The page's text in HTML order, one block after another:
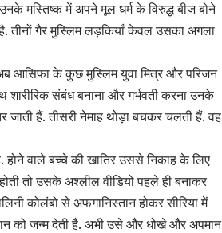
मस्तिष्क में अपने मूल धर्म के विरुद्ध बीज बोने
तीनों गैर मुस्लिम लड़कियाँ केवल उसका अगला
आसिफा के कुछ मुस्लिम युवा मित्र और परिजन
संबंध बनाना और गर्भवती करना उनके
हैं. तीसरी नेमाह थोड़ा बचकर चलती हैं. वह
होने वाले बच्चे की खातिर उससे निकाह के लिए
तो उसके अश्लील वीडियो पहले ही बनाकर
कोलंबो से अफगानिस्तान होकर सीरिया में
को जन्म देती है. अभी उसे और धोखे और अपमान